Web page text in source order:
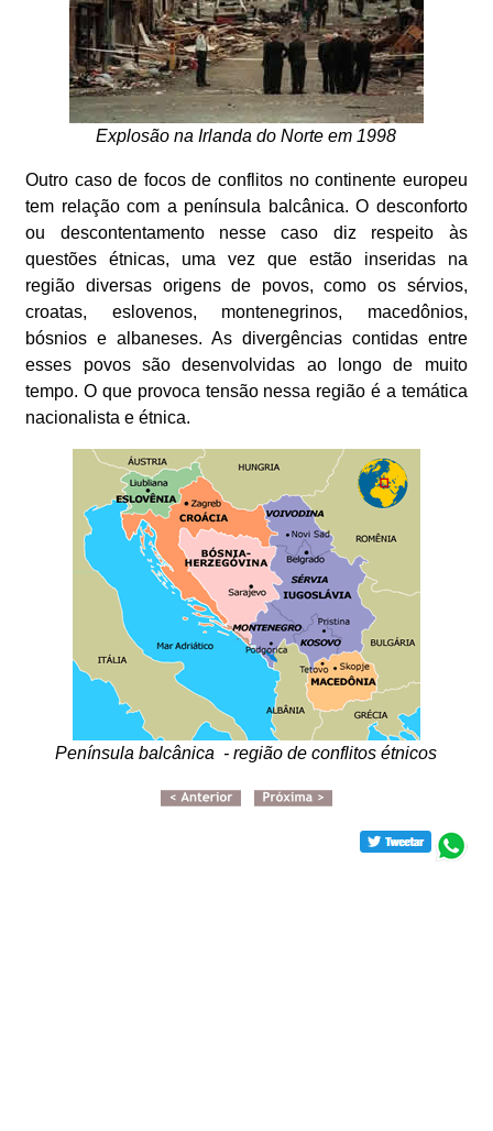
Explosão na Irlanda do Norte em 1998
Outro caso de focos de conflitos no continente europeu
tem relação com a península balcânica. O desconforto
ou descontentamento nesse caso diz respeito às
questões étnicas, uma vez que estão inseridas na
região diversas origens de povos, como os sérvios,
croatas, eslovenos, montenegrinos, macedônios,
bósnios e albaneses. As divergências contidas entre
esses povos são desenvolvidas ao longo de muito
tempo. O que provoca tensão nessa região é a temática
nacionalista e étnica.
Península balcânica - região de conflitos étnicos